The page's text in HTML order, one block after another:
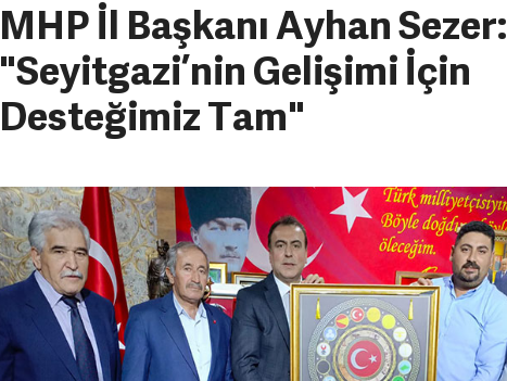
MHP İl Başkanı Ayhan Sezer:
"Seyitgazi’nin Gelişimi İçin
Desteğimiz Tam"